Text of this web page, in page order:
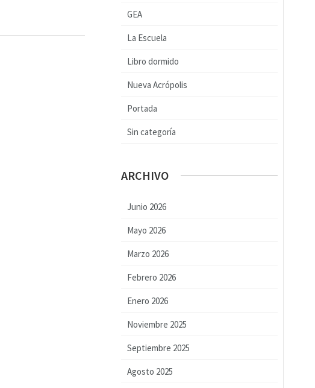
GEA
La Escuela
Libro dormido
Nueva Acrópolis
Portada
Sin categoría
ARCHIVO
Junio 2026
Mayo 2026
Marzo 2026
Febrero 2026
Enero 2026
Noviembre 2025
Septiembre 2025
Agosto 2025